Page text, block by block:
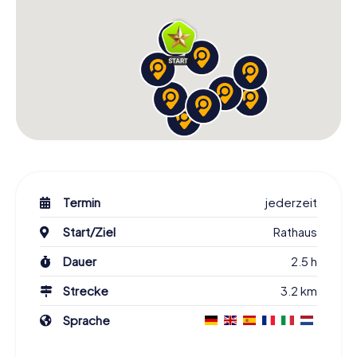
Termin
jederzeit
Start/Ziel
Rathaus
Dauer
2.5 h
Strecke
3.2 km
Sprache